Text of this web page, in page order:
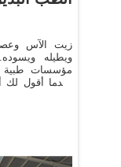
ويطيله
مؤسسات طبية
عندما أقول